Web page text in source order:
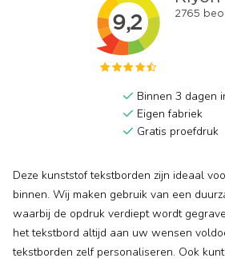
Binnen 3 dagen
Eigen fabriek
Gratis proefdruk
Deze kunststof tekstborden zijn ideaal
binnen. Wij maken gebruik van een
waarbij de opdruk verdiept wordt
het tekstbord altijd aan uw wensen
tekstborden zelf personaliseren. Ook